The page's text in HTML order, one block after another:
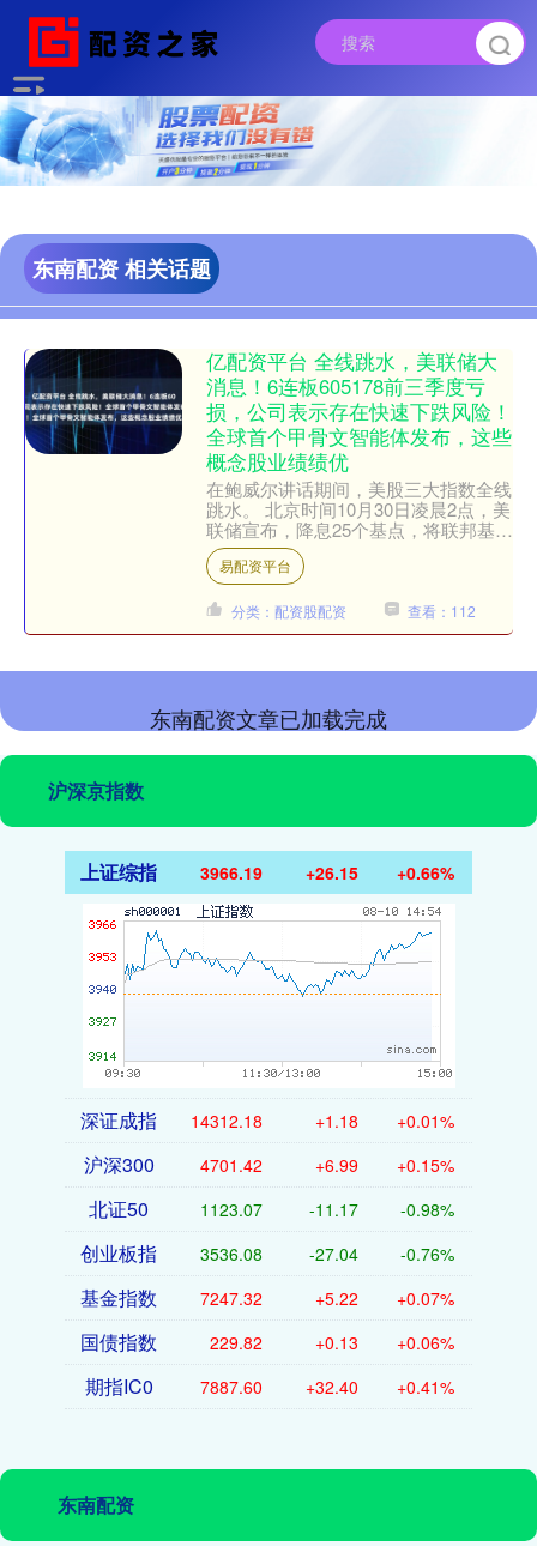
东南配资 相关话题
亿配资平台 全线跳水，美联储大
消息！6连板605178前三季度亏
损，公司表示存在快速下跌风险！
全球首个甲骨文智能体发布，这些
概念股业绩绩优
在鲍威尔讲话期间，美股三大指数全线
跳水。 北京时间10月30日凌晨2点，美
联储宣布，降息25个基点，将联邦基金
利率从4.00%～4.25%降至3.75%～
4.0....
易配资平台
分类：配资股配资 查看：112
东南配资文章已加载完成
沪深京指数
上证综指 3966.19 +26.15 +0.66%
深证成指 14312.18 +1.18 +0.01%
沪深300 4701.42 +6.99 +0.15%
北证50 1123.07 -11.17 -0.98%
创业板指 3536.08 -27.04 -0.76%
基金指数 7247.32 +5.22 +0.07%
国债指数 229.82 +0.13 +0.06%
期指IC0 7887.60 +32.40 +0.41%
东南配资